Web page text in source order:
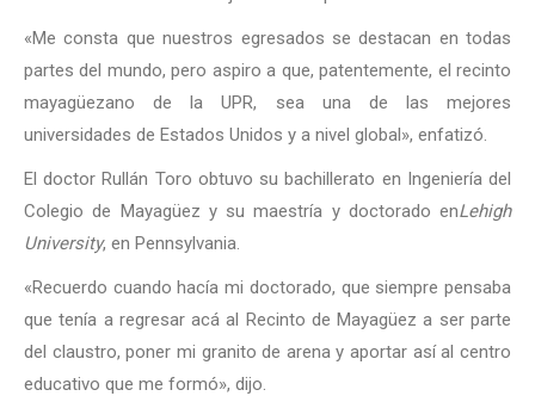
«Me consta que nuestros egresados se destacan en todas
partes del mundo, pero aspiro a que, patentemente, el recinto
mayagüezano de la UPR, sea una de las mejores
universidades de Estados Unidos y a nivel global», enfatizó.
El doctor Rullán Toro obtuvo su bachillerato en Ingeniería del
Colegio de Mayagüez y su maestría y doctorado enLehigh
University, en Pennsylvania.
«Recuerdo cuando hacía mi doctorado, que siempre pensaba
que tenía a regresar acá al Recinto de Mayagüez a ser parte
del claustro, poner mi granito de arena y aportar así al centro
educativo que me formó», dijo.